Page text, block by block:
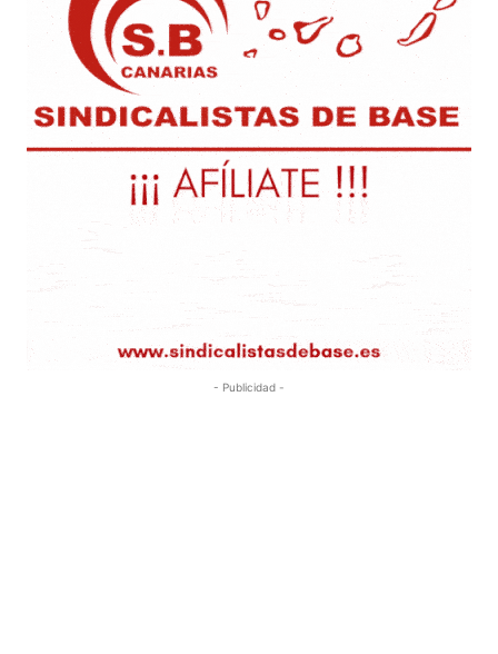
- Publicidad -